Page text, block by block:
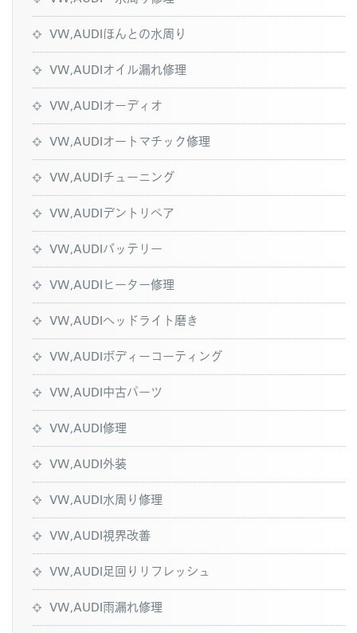
VW,AUDIほんとの水周り
VW,AUDIオイル漏れ修理
VW,AUDIオーディオ
VW,AUDIオートマチック修理
VW,AUDIチューニング
VW,AUDIデントリペア
VW,AUDIバッテリー
VW,AUDIヒーター修理
VW,AUDIヘッドライト磨き
VW,AUDIボディーコーティング
VW,AUDI中古パーツ
VW,AUDI修理
VW,AUDI外装
VW,AUDI水周り修理
VW,AUDI視界改善
VW,AUDI足回りリフレッシュ
VW,AUDI雨漏れ修理